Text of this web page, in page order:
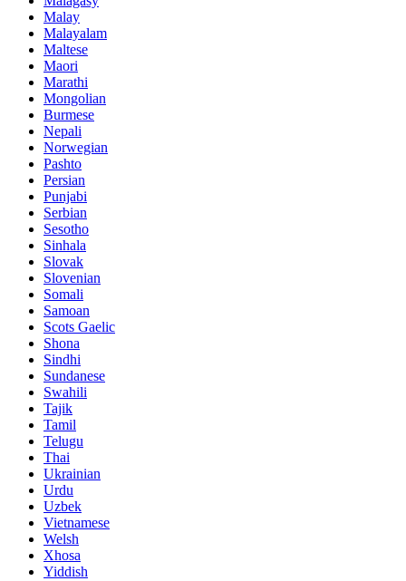
Malay
Malayalam
Maltese
Maori
Marathi
Mongolian
Burmese
Nepali
Norwegian
Pashto
Persian
Punjabi
Serbian
Sesotho
Sinhala
Slovak
Slovenian
Somali
Samoan
Scots Gaelic
Shona
Sindhi
Sundanese
Swahili
Tajik
Tamil
Telugu
Thai
Ukrainian
Urdu
Uzbek
Vietnamese
Welsh
Xhosa
Yiddish